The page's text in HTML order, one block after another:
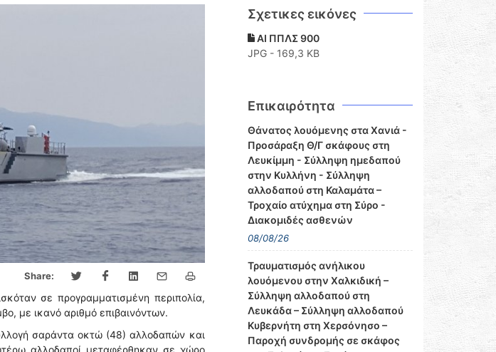
Share:
σε προγραμματισμένη περιπολία,
με ικανό αριθμό επιβαινόντων.
σαράντα οκτώ (48) αλλοδαπών και
Σχετικες εικόνες
ΑΙ ΠΠΛΣ 900
JPG - 169,3 KB
Επικαιρότητα
Θάνατος λουόμενης στα Χανιά -
Προσάραξη Θ/Γ σκάφους στη
Λευκίμμη - Σύλληψη ημεδαπού
στην Κυλλήνη - Σύλληψη
αλλοδαπού στη Καλαμάτα –
Τροχαίο ατύχημα στη Σύρο -
Διακομιδές ασθενών
08/08/26
Τραυματισμός ανήλικου
λουόμενου στην Χαλκιδική –
Σύλληψη αλλοδαπού στη
Λευκάδα – Σύλληψη αλλοδαπού
Κυβερνήτη στη Χερσόνησο –
Παροχή συνδρομής σε σκάφος